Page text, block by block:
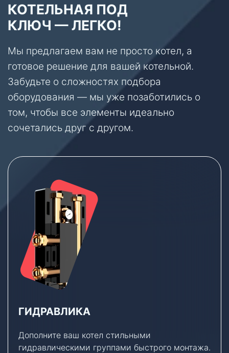
КОТЕЛЬНАЯ ПОД
КЛЮЧ — ЛЕГКО!
Мы предлагаем вам не просто котел, а
готовое решение для вашей котельной.
Забудьте о сложностях подбора
оборудования — мы уже позаботились о
том, чтобы все элементы идеально
сочетались друг с другом.
ГИДРАВЛИКА
Дополните ваш котел стильными
гидравлическими группами быстрого монтажа.